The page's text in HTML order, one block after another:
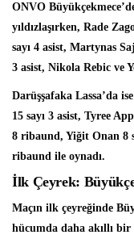
ONVO
yıldızlaşırken, Rade
sayı 4 asist, Martynas
3 asist, Nikola Rebic ve
Darüşşafaka Lassa’da ise
15 sayı 3 asist, Tyree
8 ribaund, Yiğit Onan 8
ribaund ile oynadı.
İlk Çeyrek:
Maçın ilk çeyreğinde
hücumda daha akıllı